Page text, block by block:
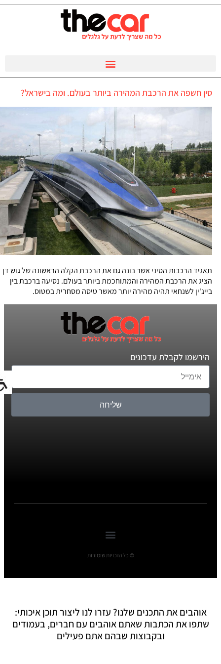
סין חשפה את הרכבת המהירה ביותר בעולם. ומה בישראל?
תאגיד הרכבות הסיני אשר בונה גם את הרכבת הקלה הראשונה של גוש דן
הציג את הרכבת המהירה והמתוחכמת ביותר בעולם. נסיעה ברכבת בין
בייג'ין לשנחאי תהיה מהירה יותר מאשר טיסה מסחרית במטוס.
הירשמו לקבלת עדכונים
שליחה
© כל הזכויות שומורות
אוהבים את התכנים שלנו? עזרו לנו ליצור תוכן איכותי:
שתפו את הכתבות שאתם אוהבים עם חברים, בעמודים
ובקבוצות שבהם אתם פעילים